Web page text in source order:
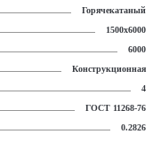
Горячекатаный
1500х6000
6000
Конструкционная
4
ГОСТ 11268-76
0.2826